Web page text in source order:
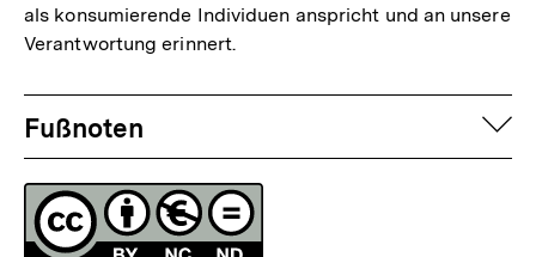
als konsumierende Individuen anspricht und an unsere
Verantwortung erinnert.
Fussnoten
Fußnoten
Lizenz